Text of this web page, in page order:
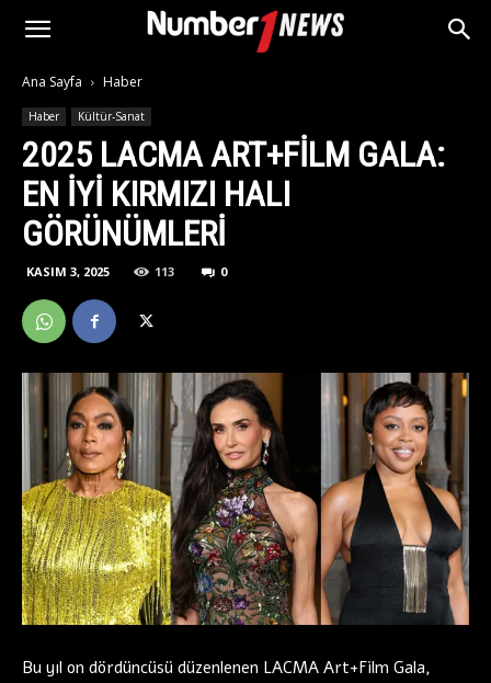
Ana Sayfa Haber
Haber Kültür-Sanat
2025 LACMA ART+FILM GALA:
EN İYI KIRMIZI HALI
GÖRÜNÜMLERI
KASIM 3, 2025 113 0
Bu yıl on dördüncüsü düzenlenen LACMA Art+Film Gala,